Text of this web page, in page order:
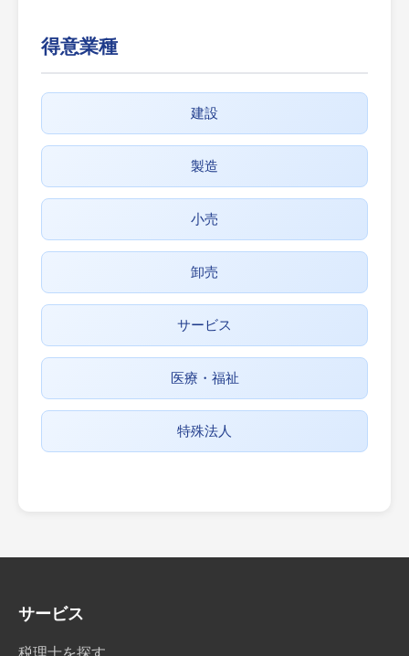
得意業種
建設
製造
小売
卸売
サービス
医療・福祉
特殊法人
サービス
税理士を探す